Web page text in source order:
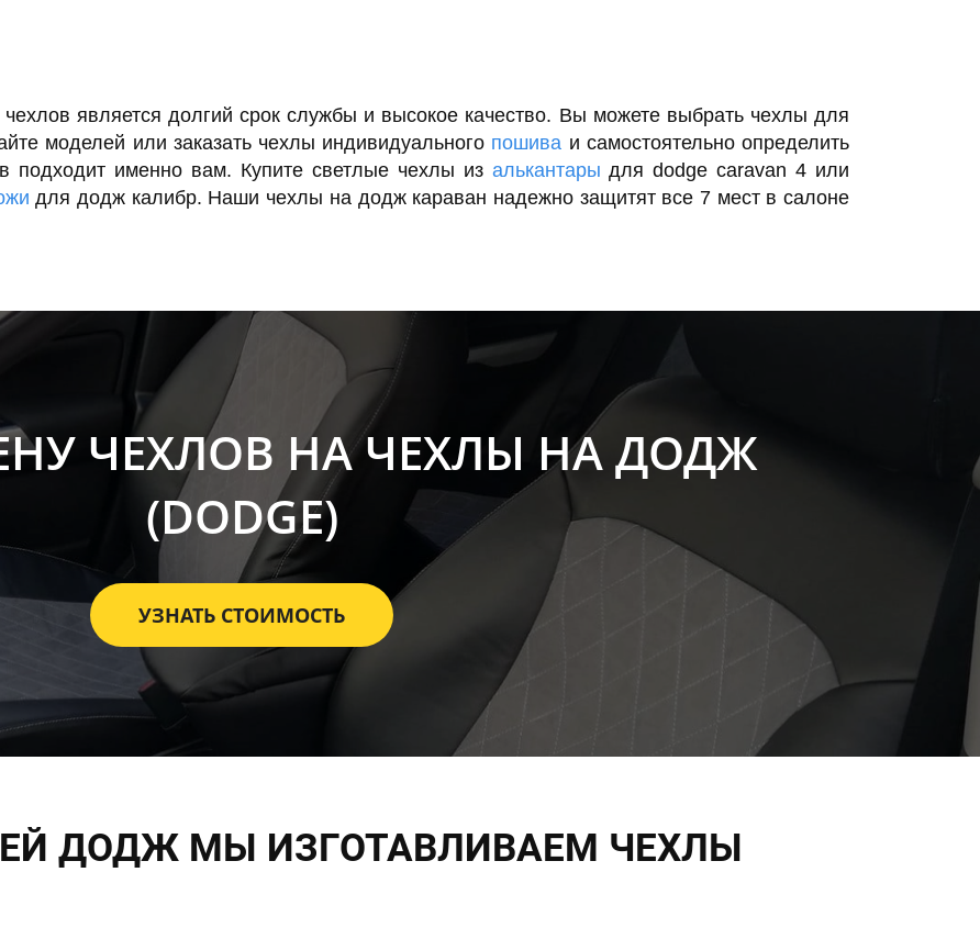
является долгий срок службы и высокое качество. Вы можете выбрать чехлы для
моделей или заказать чехлы индивидуального пошива и самостоятельно определить
подходит именно вам. Купите светлые чехлы из алькантары для dodge caravan 4 или
для додж калибр. Наши чехлы на додж караван надежно защитят все 7 мест в салоне
ЧЕХЛОВ НА ЧЕХЛЫ НА ДОДЖ
(DODGE)
УЗНАТЬ СТОИМОСТЬ
ДОДЖ МЫ ИЗГОТАВЛИВАЕМ ЧЕХЛЫ